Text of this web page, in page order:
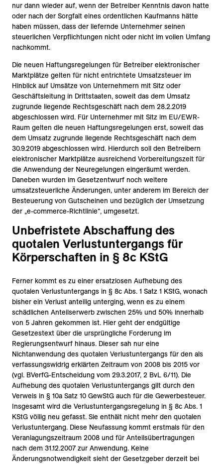
nur dann wieder auf, wenn der Betreiber Kenntnis davon hatte
oder nach der Sorgfalt eines ordentlichen Kaufmanns hätte
haben müssen, dass der liefernde Unternehmer seinen
steuerlichen Verpflichtungen nicht oder nicht im vollen Umfang
nachkommt.
Die neuen Haftungsregelungen für Betreiber elektronischer
Marktplätze gelten für nicht entrichtete Umsatzsteuer im
Hinblick auf Umsätze von Unternehmern mit Sitz oder
Geschäftsleitung in Drittstaaten, soweit das dem Umsatz
zugrunde liegende Rechtsgeschäft nach dem 28.2.2019
abgeschlossen wird. Für Unternehmer mit Sitz im EU/EWR-
Raum gelten die neuen Haftungsregelungen erst, soweit das
dem Umsatz zugrunde liegende Rechtsgeschäft nach dem
30.9.2019 abgeschlossen wird. Hierdurch soll den Betreibern
elektronischer Marktplätze ausreichend Vorbereitungszeit für
die Anwendung der Neuregelungen eingeräumt werden.
Daneben wurden im Gesetzentwurf noch weitere
umsatzsteuerliche Änderungen, unter anderem im Bereich der
Besteuerung von Gutscheinen und bezüglich der Umsetzung
der „e-commerce-Richtlinie“, umgesetzt.
Unbefristete Abschaffung des
quotalen Verlustuntergangs für
Körperschaften in § 8c KStG
Ferner kommt es zu einer ersatzlosen Aufhebung des
quotalen Verlustuntergangs in § 8c Abs. 1 Satz 1 KStG, wonach
bisher ein Verlust anteilig unterging, wenn es zu einem
schädlichen Anteilserwerb zwischen 25% und 50% innerhalb
von 5 Jahren gekommen ist. Hier geht der endgültige
Gesetzestext über die ursprüngliche Forderung im
Regierungsentwurf hinaus. Dieser sah nur eine
Nichtanwendung des quotalen Verlustuntergangs für den als
verfassungswidrig erklärten Zeitraum von 2008 bis 2015 vor
(vgl. BVerfG-Entscheidung vom 29.3.2017, 2 BvL 6/11). Die
Aufhebung des quotalen Verlustuntergangs gilt durch den
Verweis in § 10a Satz 10 GewStG auch für die Gewerbesteuer.
Insgesamt wird die Verlustuntergangsregelung in § 8c Abs. 1
KStG völlig neu gefasst. Sie enthält nicht mehr den quotalen
Verlustuntergang. Diese Neufassung kommt erstmals für den
Veranlagungszeitraum 2008 und für Anteilsübertragungen
nach dem 31.12.2007 zur Anwendung. Keine
Änderungsnotwendigkeit sieht der Gesetzgeber derzeit bei